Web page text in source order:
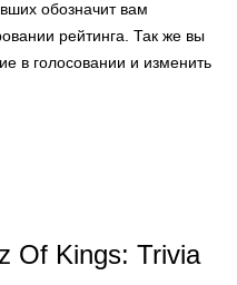
обозначит вам
рейтинга. Так же вы
в голосовании и изменить
Of Kings: Trivia